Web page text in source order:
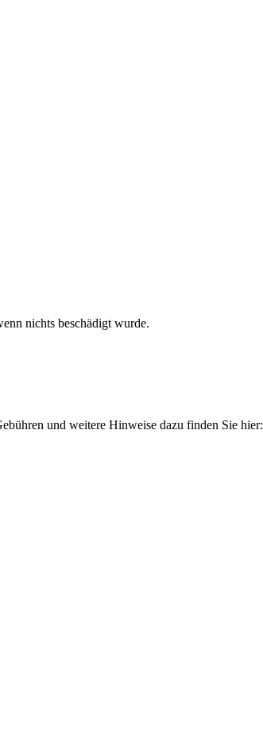
nichts beschädigt wurde.
und weitere Hinweise dazu finden Sie hier: